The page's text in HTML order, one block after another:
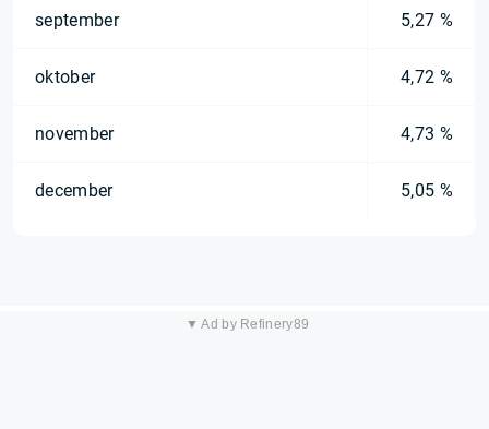
september 5,27 %
oktober 4,72 %
november 4,73 %
december 5,05 %
▼ Ad by Refinery89